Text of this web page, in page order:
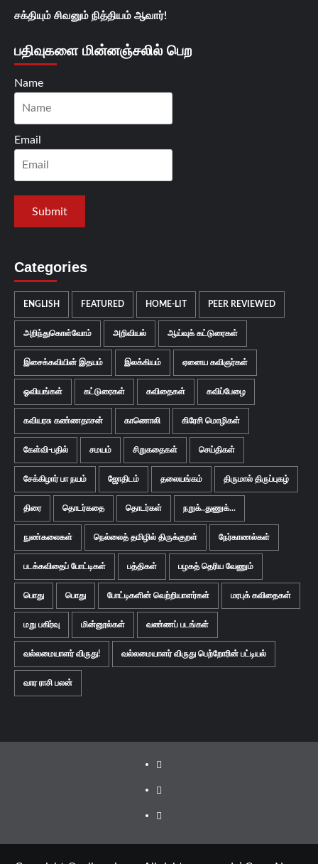
சக்தியும் சிவனும் நித்தியம் ஆவார்!
பதிவுகளை மின்னஞ்சலில் பெற
Name
Email
Categories
ENGLISH FEATURED HOME-LIT PEER REVIEWED
அறிந்துகொள்வோம் அறிவியல் ஆய்வுக் கட்டுரைகள்
இசைக்கவியின் இதயம் இலக்கியம் ஏனைய கவிஞர்கள்
ஓவியங்கள் கட்டுரைகள் கவிதைகள் கவிப்பேழை
கவியரசு கண்ணதாசன் காணொலி கிரேசி மொழிகள்
கேள்வி-பதில் சமயம் சிறுகதைகள் செய்திகள்
சேக்கிழார் பா நயம் ஜோதிடம் தலையங்கம் திருமால் திருப்புகழ்
திரை தொடர்கதை தொடர்கள் நறுக்..துணுக்...
நுண்கலைகள் நெல்லைத் தமிழில் திருக்குறள் நேர்காணல்கள்
படக்கவிதைப் போட்டிகள் பத்திகள் பழகத் தெரிய வேணும்
பொது பொது போட்டிகளின் வெற்றியாளர்கள் மரபுக் கவிதைகள்
மறு பகிர்வு மின்னூல்கள் வண்ணப் படங்கள்
வல்லமையாளர் விருது! வல்லமையாளர் விருது பெற்றோரின் பட்டியல்
வார ராசி பலன்
Facebook
Twitter
Youtube